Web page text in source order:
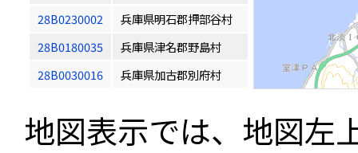
28B0230002
兵庫県明石郡押部谷村
28B0180035
兵庫県津名郡野島村
28B0030016
兵庫県加古郡別府村
地図表示では、地図左